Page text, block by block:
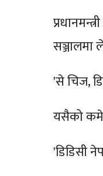
'से चिज,
यसैको
'डिडिसी